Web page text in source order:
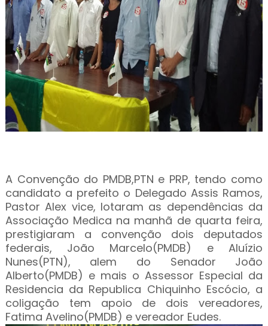
A Convenção do PMDB,PTN e PRP, tendo como
candidato a prefeito o Delegado Assis Ramos,
Pastor Alex vice, lotaram as dependências da
Associação Medica na manhã de quarta feira,
prestigiaram a convenção dois deputados
federais, João Marcelo(PMDB) e Aluízio
Nunes(PTN), alem do Senador João
Alberto(PMDB) e mais o Assessor Especial da
Residencia da Republica Chiquinho Escócio, a
coligação tem apoio de dois vereadores,
Fatima Avelino(PMDB) e vereador Eudes.